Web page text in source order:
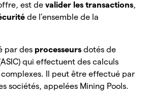
est de valider les transactions,
de l’ensemble de la
par des processeurs dotés de
qui effectuent des calculs
Il peut être effectué par
sociétés, appelées Mining Pools.